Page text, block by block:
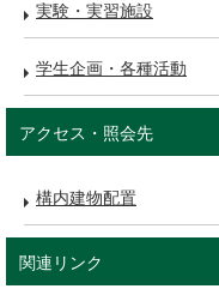
実験・実習施設
学生企画・各種活動
アクセス・照会先
構内建物配置
関連リンク